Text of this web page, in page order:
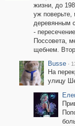
жизни, до
уж поверьте,
деревянным
-
Поссовета,
щебнем.
Busse ·
На
улицу